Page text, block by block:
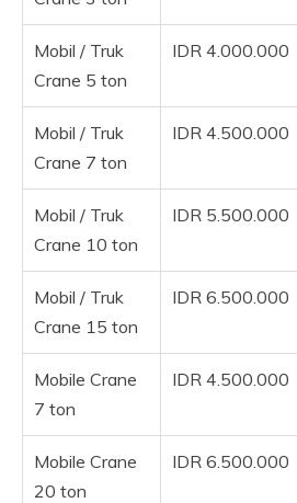
Mobil / Truk
Crane 5 ton
IDR 4.000.000
Mobil / Truk
Crane 7 ton
IDR 4.500.000
Mobil / Truk
Crane 10 ton
IDR 5.500.000
Mobil / Truk
Crane 15 ton
IDR 6.500.000
Mobile Crane
7 ton
IDR 4.500.000
Mobile Crane
20 ton
IDR 6.500.000